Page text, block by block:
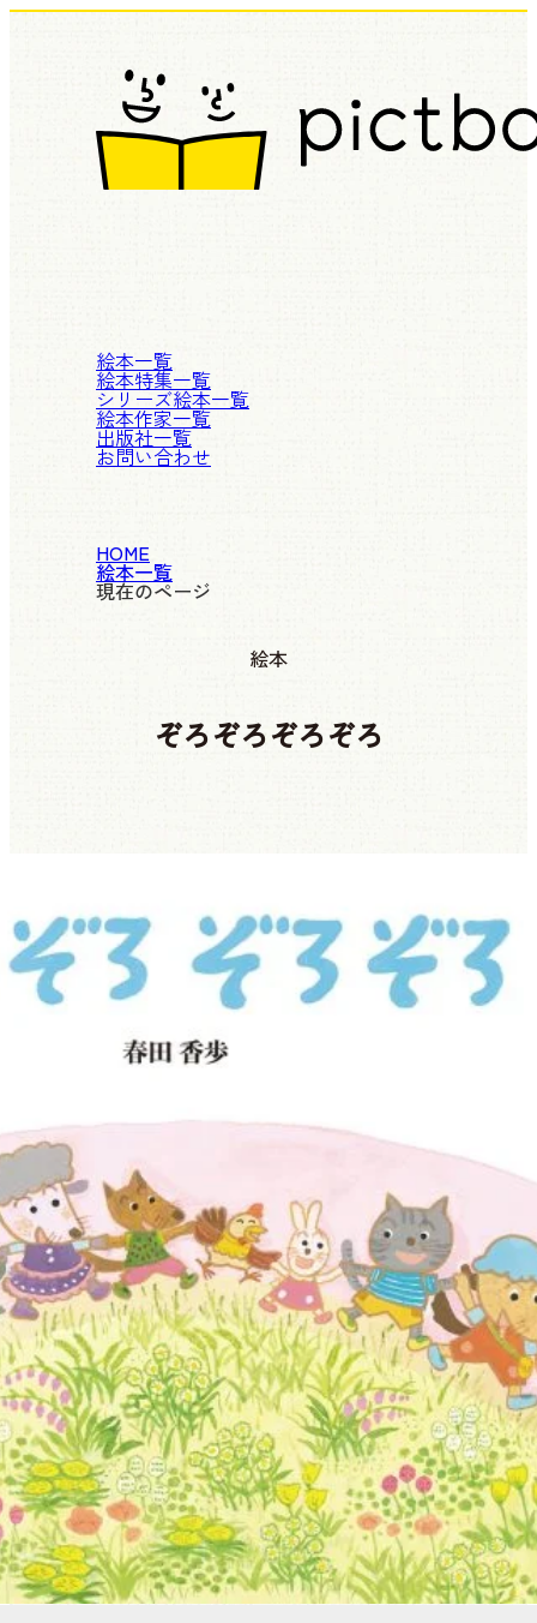
絵本一覧
絵本特集一覧
シリーズ絵本一覧
絵本作家一覧
出版社一覧
お問い合わせ
HOME
絵本一覧
現在のページ
絵本
ぞろぞろぞろぞろ